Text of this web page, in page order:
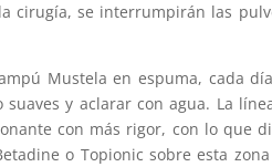
cirugía, se interrumpirán las
Mustela en espuma, cada
y aclarar con agua. La
con más rigor, con lo que
o Topionic sobre esta